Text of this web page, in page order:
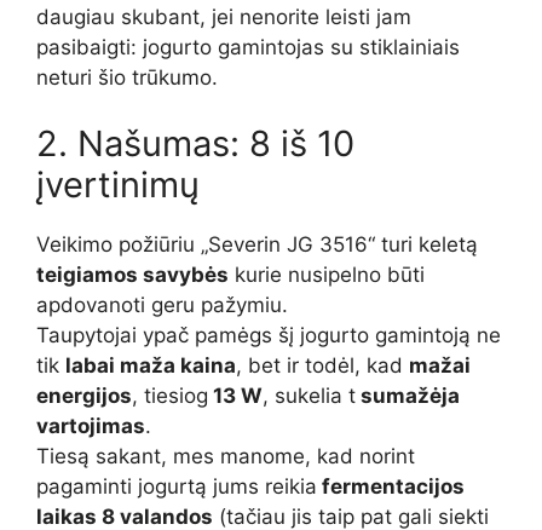
daugiau skubant, jei nenorite leisti jam
pasibaigti: jogurto gamintojas su stiklainiais
neturi šio trūkumo.
2. Našumas: 8 iš 10
įvertinimų
Veikimo požiūriu „Severin JG 3516“ turi keletą
teigiamos savybės kurie nusipelno būti
apdovanoti geru pažymiu.
Taupytojai ypač pamėgs šį jogurto gamintoją ne
tik labai maža kaina, bet ir todėl, kad mažai
energijos, tiesiog 13 W, sukelia t sumažėja
vartojimas.
Tiesą sakant, mes manome, kad norint
pagaminti jogurtą jums reikia fermentacijos
laikas 8 valandos (tačiau jis taip pat gali siekti